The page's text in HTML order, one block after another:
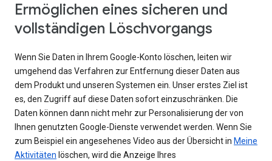
Ermöglichen eines sicheren und
vollständigen Löschvorgangs
Wenn Sie Daten in Ihrem Google-Konto löschen, leiten wir
umgehend das Verfahren zur Entfernung dieser Daten aus
dem Produkt und unseren Systemen ein. Unser erstes Ziel ist
es, den Zugriff auf diese Daten sofort einzuschränken. Die
Daten können dann nicht mehr zur Personalisierung der von
Ihnen genutzten Google-Dienste verwendet werden. Wenn Sie
zum Beispiel ein angesehenes Video aus der Übersicht in Meine
Aktivitäten löschen, wird die Anzeige Ihres